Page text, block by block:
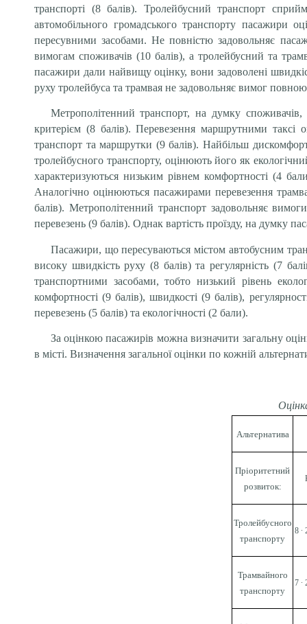
транспорті (8 балів). Тролейбусний транспорт
автомобільного громадського транспорту пасажири
пересувними засобами. Не повністю задовольняє
вимогам споживачів (10 балів), а тролейбусний та
пасажири дали найвищу оцінку, вони задоволені
руху тролейбуса та трамвая не задовольняє вимог
Метрополітенний транспорт, на думку
критерієм (8 балів). Перевезення маршрутними таксі
транспорт та маршрутки (9 балів). Найбільш
тролейбусного транспорту, оцінюють його як
характеризуються низьким рівнем комфортності (4
Аналогічно оцінюються пасажирами перевезення
балів). Метрополітенний транспорт задовольняє
перевезень (9 балів). Однак вартість проїзду, на думку
Пасажири, що пересуваються містом автобусним
високу швидкість руху (8 балів) та регулярність (7
транспортними засобами, тобто низький рівень
комфортності (9 балів), швидкості (9 балів),
перевезень (5 балів) та екологічності (2 бали).
За оцінкою пасажирів можна визначити загальну
в місті. Визначення загальної оцінки по кожній
Альтернатива
Пріоритетний
розвиток:
Тролейбусного
транспорту
8 ∙
Трамвайного
транспорту
7 ∙